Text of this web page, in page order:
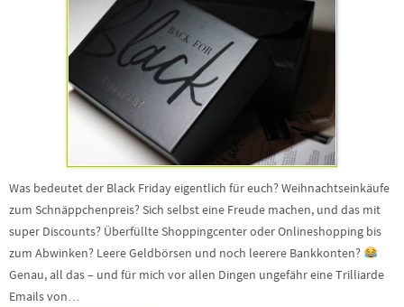
Was bedeutet der Black Friday eigentlich für euch? Weihnachtseinkäufe
zum Schnäppchenpreis? Sich selbst eine Freude machen, und das mit
super Discounts? Überfüllte Shoppingcenter oder Onlineshopping bis
zum Abwinken? Leere Geldbörsen und noch leerere Bankkonten?
Genau, all das – und für mich vor allen Dingen ungefähr eine Trilliarde
Emails von…